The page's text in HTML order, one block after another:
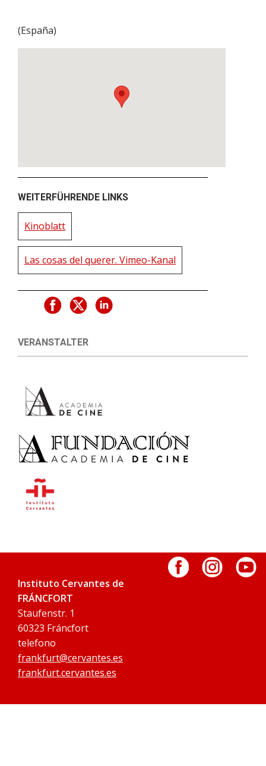
(España)
WEITERFÜHRENDE LINKS
Kinoblatt
Las cosas del querer. Vimeo-Kanal
VERANSTALTER
Instituto Cervantes de
FRÁNCFORT
Staufenstr. 1
60323 Fráncfort
telefono
frankfurt@cervantes.es
frankfurt.cervantes.es